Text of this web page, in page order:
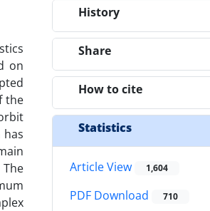
on
the
History
Share
How to cite
Statistics
Article View 1,604
PDF Download 710